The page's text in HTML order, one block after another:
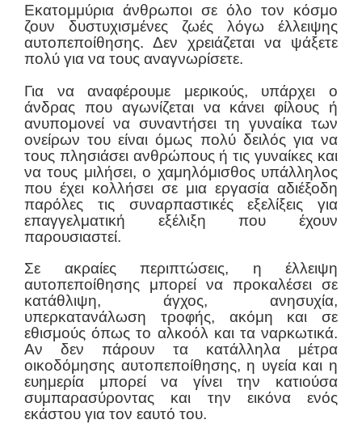
Εκατομμύρια άνθρωποι σε όλο τον κόσμο
ζουν δυστυχισμένες ζωές λόγω έλλειψης
αυτοπεποίθησης. Δεν χρειάζεται να ψάξετε
πολύ για να τους αναγνωρίσετε.
Για να αναφέρουμε μερικούς, υπάρχει ο
άνδρας που αγωνίζεται να κάνει φίλους ή
ανυπομονεί να συναντήσει τη γυναίκα των
ονείρων του είναι όμως πολύ δειλός για να
τους πλησιάσει ανθρώπους ή τις γυναίκες και
να τους μιλήσει, ο χαμηλόμισθος υπάλληλος
που έχει κολλήσει σε μια εργασία αδιέξοδη
παρόλες τις συναρπαστικές εξελίξεις για
επαγγελματική εξέλιξη που έχουν
παρουσιαστεί.
Σε ακραίες περιπτώσεις, η έλλειψη
αυτοπεποίθησης μπορεί να προκαλέσει σε
κατάθλιψη, άγχος, ανησυχία,
υπερκατανάλωση τροφής, ακόμη και σε
εθισμούς όπως το αλκοόλ και τα ναρκωτικά.
Αν δεν πάρουν τα κατάλληλα μέτρα
οικοδόμησης αυτοπεποίθησης, η υγεία και η
ευημερία μπορεί να γίνει την κατιούσα
συμπαρασύροντας και την εικόνα ενός
εκάστου για τον εαυτό του.